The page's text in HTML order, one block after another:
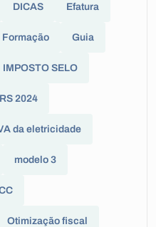
DICAS Efatura
Formação Guia
IMPOSTO SELO
2024
da eletricidade
modelo 3
Otimização fiscal